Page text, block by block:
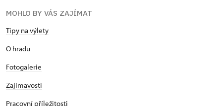
MOHLO BY VÁS ZAJÍMAT
Tipy na výlety
O hradu
Fotogalerie
Zajímavosti
Pracovní příležitosti